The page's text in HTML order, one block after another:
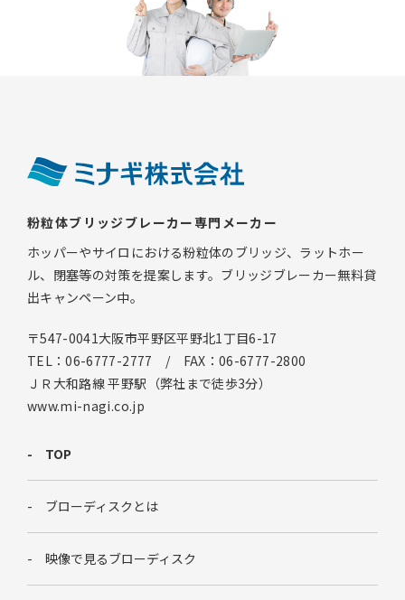
粉粒体ブリッジブレーカー専門メーカー
ホッパーやサイロにおける粉粒体のブリッジ、ラットホー
ル、閉塞等の対策を提案します。ブリッジブレーカー無料貸
出キャンペーン中。
〒547-0041大阪市平野区平野北1丁目6-17
TEL：06-6777-2777 / FAX：06-6777-2800
ＪＲ大和路線 平野駅（弊社まで徒歩3分）
www.mi-nagi.co.jp
TOP
ブローディスクとは
映像で見るブローディスク